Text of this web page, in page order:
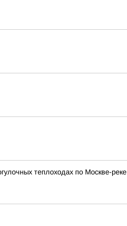
теплоходах по Москве-реке